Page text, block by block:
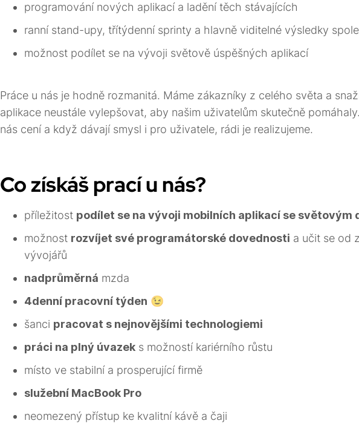
programování nových aplikací a ladění těch stávajících
ranní stand-upy, třítýdenní sprinty a hlavně viditelné výsledky
možnost podílet se na vývoji světově úspěšných aplikací
Práce u nás je hodně rozmanitá. Máme zákazníky z celého světa a
aplikace neustále vylepšovat, aby našim uživatelům skutečně
nás cení a když dávají smysl i pro uživatele, rádi je realizujeme.
Co získáš prací u nás?
příležitost podílet se na vývoji mobilních aplikací se světovým
možnost rozvíjet své programátorské dovednosti a učit se od
vývojářů
nadprůměrná mzda
4denní pracovní týden 😉
šanci pracovat s nejnovějšími technologiemi
práci na plný úvazek s možností kariérního růstu
místo ve stabilní a prosperující firmě
služební MacBook Pro
neomezený přístup ke kvalitní kávě a čaji